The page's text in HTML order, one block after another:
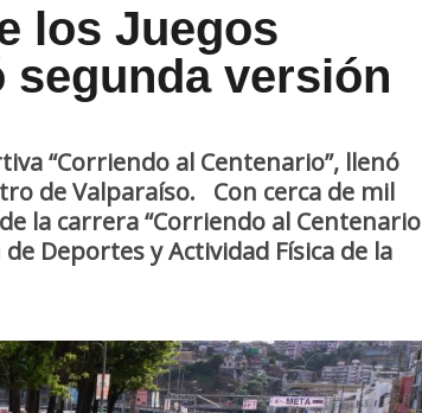
los Juegos
versión
“Corriendo al Centenario”, llenó
de Valparaíso. Con cerca de mil
la carrera “Corriendo al Centenario
Deportes y Actividad Física de la